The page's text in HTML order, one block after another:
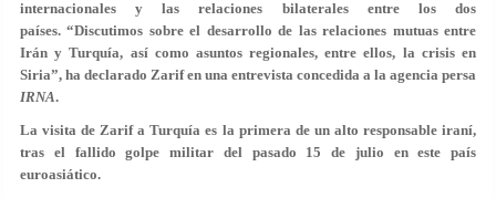
internacionales y las relaciones bilaterales entre los dos
países. “Discutimos sobre el desarrollo de las relaciones mutuas entre
Irán y Turquía, así como asuntos regionales, entre ellos, la crisis en
Siria”, ha declarado Zarif en una entrevista concedida a la agencia persa
IRNA.
La visita de Zarif a Turquía es la primera de un alto responsable iraní,
tras el fallido golpe militar del pasado 15 de julio en este país
euroasiático.